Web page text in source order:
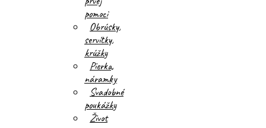
pomoci
Obrúsky,
servítky,
krúžky
Pierka,
náramky
Svadobné
poukážky
Život